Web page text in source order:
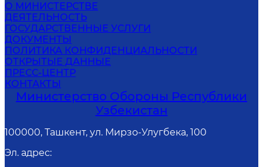
О МИНИСТЕРСТВЕ
ДЕЯТЕЛЬНОСТЬ
ГОСУДАРСТВЕННЫЕ УСЛУГИ
ДОКУМЕНТЫ
ПОЛИТИКА КОНФИДЕНЦИАЛЬНОСТИ
ОТКРЫТЫЕ ДАННЫЕ
ПРЕСС-ЦЕНТР
КОНТАКТЫ
Министерство Обороны Республики
Узбекистан
100000, Ташкент, ул. Мирзо-Улугбека, 100
Эл. адрес: